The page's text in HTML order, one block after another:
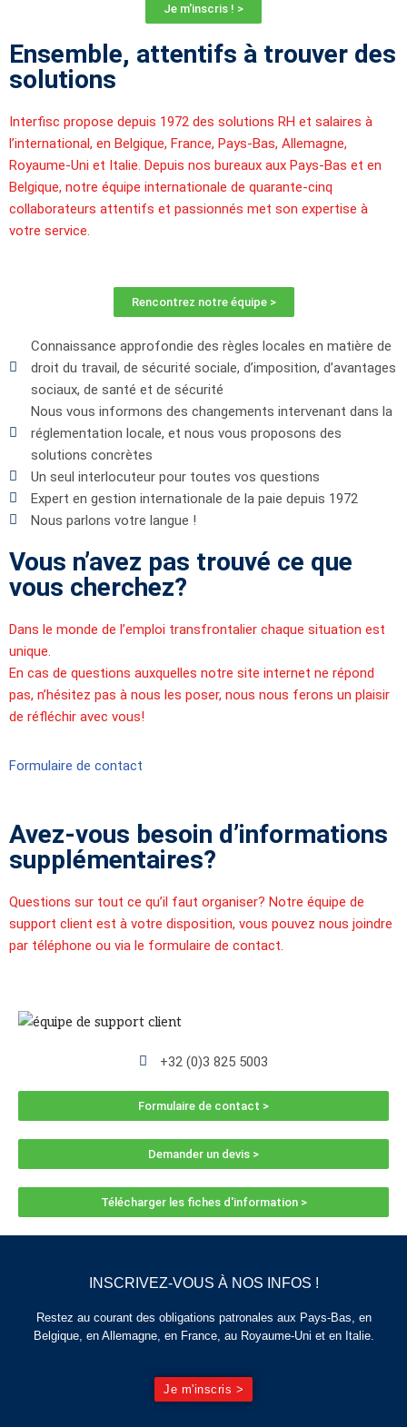
Je m'inscris ! >
Ensemble, attentifs à trouver des
solutions
Interfisc propose depuis 1972 des solutions RH et salaires à
l’international, en Belgique, France, Pays-Bas, Allemagne,
Royaume-Uni et Italie. Depuis nos bureaux aux Pays-Bas et en
Belgique, notre équipe internationale de quarante-cinq
collaborateurs attentifs et passionnés met son expertise à
votre service.
Rencontrez notre équipe >
Connaissance approfondie des règles locales en matière de
droit du travail, de sécurité sociale, d’imposition, d’avantages
sociaux, de santé et de sécurité
Nous vous informons des changements intervenant dans la
réglementation locale, et nous vous proposons des
solutions concrètes
Un seul interlocuteur pour toutes vos questions
Expert en gestion internationale de la paie depuis 1972
Nous parlons votre langue !
Avez-vous besoin d’informations
supplémentaires?
Questions sur tout ce qu’il faut organiser? Notre équipe de
support client est à votre disposition, vous pouvez nous joindre
par téléphone ou via le formulaire de contact.
+32 (0)3 825 5003
Formulaire de contact >
Demander un devis >
Télécharger les fiches d'information >
Vous n’avez pas trouvé ce que
vous cherchez?
Dans le monde de l’emploi transfrontalier chaque situation est
unique.
En cas de questions auxquelles notre site internet ne répond
pas, n’hésitez pas à nous les poser, nous nous ferons un plaisir
de réfléchir avec vous!
Formulaire de contact
INSCRIVEZ-VOUS À NOS INFOS !
Restez au courant des obligations patronales aux Pays-Bas, en
Belgique, en Allemagne, en France, au Royaume-Uni et en Italie.
Je m'inscris >